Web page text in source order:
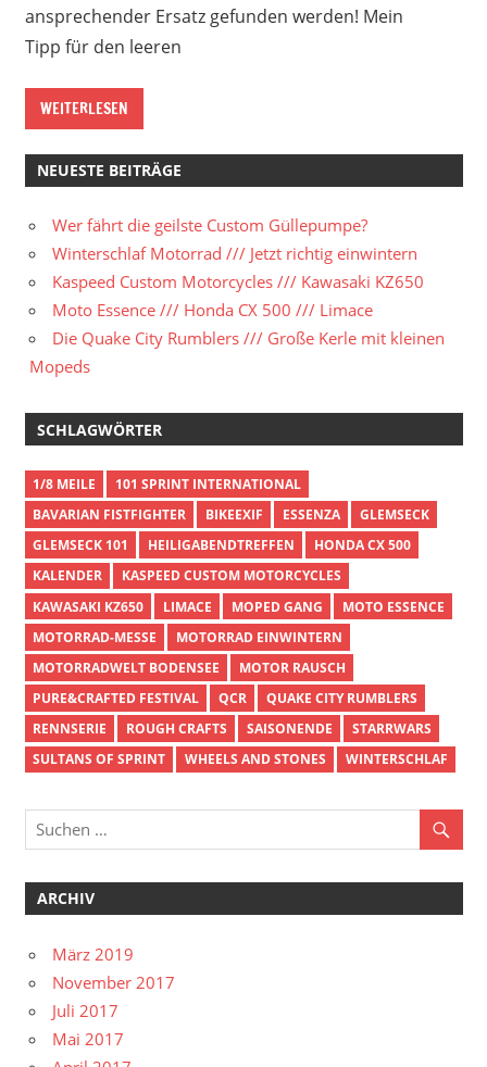
ansprechender Ersatz gefunden werden! Mein
Tipp für den leeren
WEITERLESEN
NEUESTE BEITRÄGE
Wer fährt die geilste Custom Güllepumpe?
Winterschlaf Motorrad /// Jetzt richtig einwintern
Kaspeed Custom Motorcycles /// Kawasaki KZ650
Moto Essence /// Honda CX 500 /// Limace
Die Quake City Rumblers /// Große Kerle mit kleinen
Mopeds
SCHLAGWÖRTER
1/8 MEILE
101 SPRINT INTERNATIONAL
BAVARIAN FISTFIGHTER
BIKEEXIF ESSENZA
GLEMSECK
GLEMSECK 101
HEILIGABENDTREFFEN
HONDA CX 500
KALENDER
KASPEED CUSTOM MOTORCYCLES
KAWASAKI KZ650
LIMACE MOPED GANG
MOTO ESSENCE
MOTORRAD-MESSE
MOTORRAD EINWINTERN
MOTORRADWELT BODENSEE
MOTOR RAUSCH
PURE&CRAFTED FESTIVAL
QCR
QUAKE CITY RUMBLERS
RENNSERIE
ROUGH CRAFTS SAISONENDE
STARRWARS
SULTANS OF SPRINT
WHEELS AND STONES WINTERSCHLAF
ARCHIV
März 2019
November 2017
Juli 2017
Mai 2017